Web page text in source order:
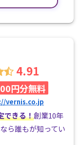
4.91
円分無料
vernis.co.jp
できる！創業10年
ら誰もが知ってい